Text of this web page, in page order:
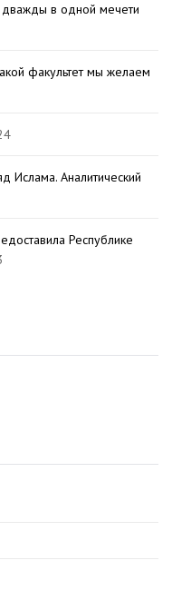
в одной мечети
факультет мы желаем
Ислама. Аналитический
Республике